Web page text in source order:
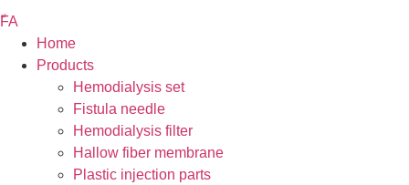
ّFA
Home
Products
Hemodialysis set
Fistula needle
Hemodialysis filter
Hallow fiber membrane
Plastic injection parts